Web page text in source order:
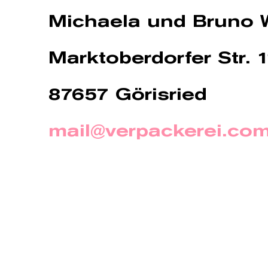
Michaela und Bruno
Marktoberdorfer Str.
87657 Görisried